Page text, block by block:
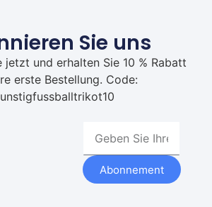
Sie uns
jetzt und erhalten Sie 10 % Rabatt
erste Bestellung. Code:
Abonnement